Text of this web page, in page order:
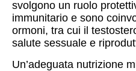
svolgono un ruolo
immunitario e sono
ormoni, tra cui il
salute sessuale e
Un’adeguata nutrizione